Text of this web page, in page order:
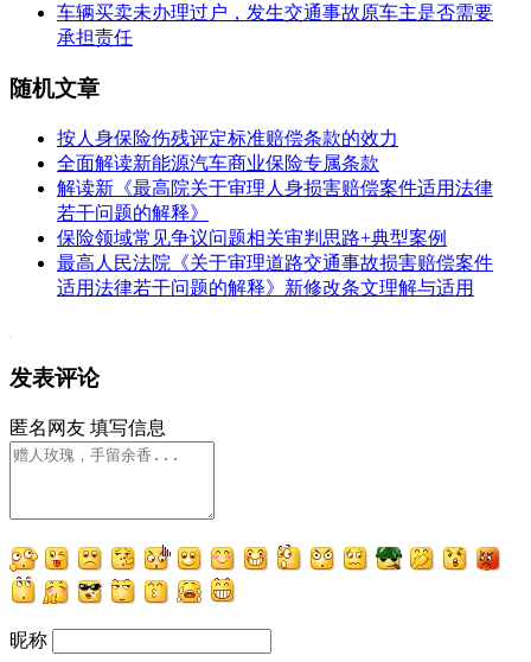
车辆买卖未办理过户，发生交通事故原车主是否需要
承担责任
随机文章
按人身保险伤残评定标准赔偿条款的效力
全面解读新能源汽车商业保险专属条款
解读新《最高院关于审理人身损害赔偿案件适用法律
若干问题的解释》
保险领域常见争议问题相关审判思路+典型案例
最高人民法院《关于审理道路交通事故损害赔偿案件
适用法律若干问题的解释》新修改条文理解与适用
发表评论
匿名网友 填写信息
昵称